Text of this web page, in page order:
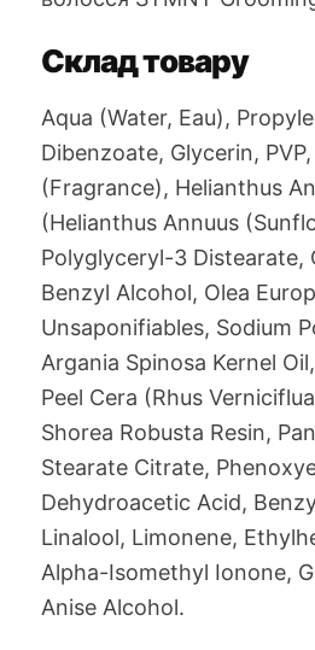
Склад товару
Aqua (Water, Eau),
Dibenzoate, Glycerin,
(Fragrance), Helianthus
(Helianthus Annuus
Polyglyceryl-3 Distearate,
Benzyl Alcohol, Olea
Unsaponifiables, Sodium
Argania Spinosa Kernel
Peel Cera (Rhus
Shorea Robusta Resin,
Stearate Citrate,
Dehydroacetic Acid,
Linalool, Limonene,
Alpha-Isomethyl Ionone,
Anise Alcohol.